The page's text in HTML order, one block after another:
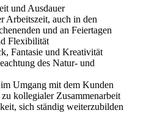
und Ausdauer
Arbeitszeit, auch in den
und an Feiertagen
Flexibilität
Fantasie und Kreativität
des Natur- und
Umgang mit dem Kunden
kollegialer Zusammenarbeit
sich ständig weiterzubilden